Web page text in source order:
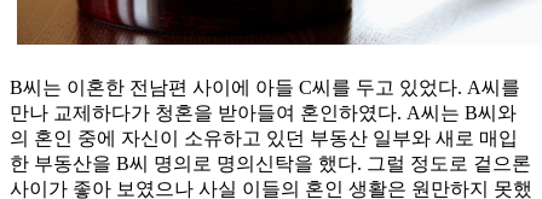
B씨는 이혼한 전남편 사이에 아들 C씨를 두고 있었다. A씨를
만나 교제하다가 청혼을 받아들여 혼인하였다. A씨는 B씨와
의 혼인 중에 자신이 소유하고 있던 부동산 일부와 새로 매입
한 부동산을 B씨 명의로 명의신탁을 했다. 그럴 정도로 겉으론
사이가 좋아 보였으나 사실 이들의 혼인 생활은 원만하지 못했